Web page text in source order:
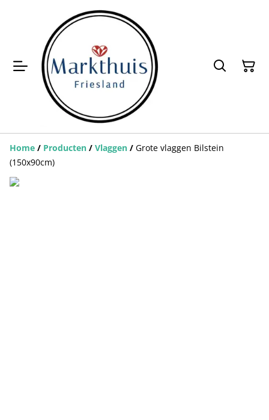
Home / Producten / Vlaggen / Grote vlaggen Bilstein
(150x90cm)